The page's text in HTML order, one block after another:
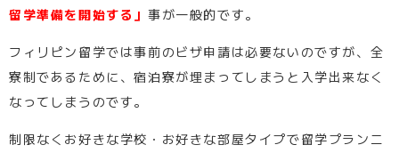
留学準備を開始する」 事が一般的です。
フィリピン留学では事前のビザ申請は必要ないのですが、全
寮制であるために、宿泊寮が埋まってしまうと入学出来なく
なってしまうのです。
制限なくお好きな学校・お好きな部屋タイプで留学プランニ